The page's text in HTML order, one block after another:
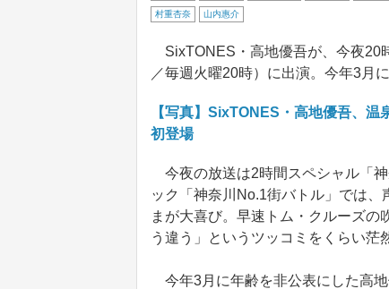
村重杏奈 山内惠介
SixTONES・高地優吾が、今夜20
／毎週火曜20時）に出演。今年3月
【写真】SixTONES・高地優吾、
初登場
今夜の放送は2時間スペシャル「
ック「神奈川No.1街バトル」では
まが大喜び。早速トム・クルーズ
う違う」というツッコミをくらい茫
今年3月に年齢を非公表にした高